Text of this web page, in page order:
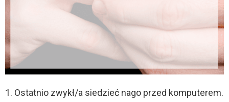
1. Ostatnio zwykł/a siedzieć nago przed komputerem.